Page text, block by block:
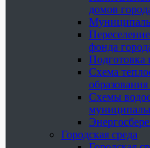
домов
фонда
Подготовка
Схема
Схемы
Городская среда